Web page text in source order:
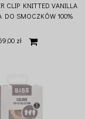
CLIP KNITTED VANILLA
DO SMOCZKÓW 100%
zł